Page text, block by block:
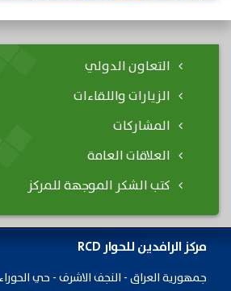
التعاون الدولي
الزيارات واللقاءات
المشاركات
العلاقات العامة
كتب الشكر الموجهة للمركز
مركز الرافدين للحوار RCD
جمهورية ​العراق - النجف الاشرف - حي